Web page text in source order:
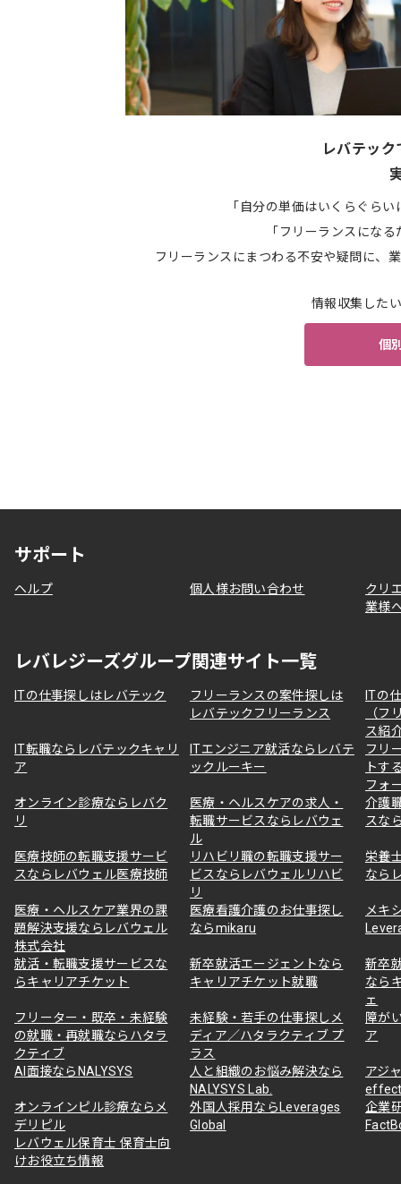
レバテッ
「自分の単価はいくらぐら
「フリーランスにな
フリーランスにまつわる不安や疑問に、
情報収集した
個
サポート
ヘルプ 個人様お問い合わせ
クリ
業様
レバレジーズグループ関連サイト一覧
ITの仕事探しはレバテック
フリーランスの案件探しは
レバテックフリーランス
ITの
（フ
ス紹
IT転職ならレバテックキャリ
ア
ITエンジニア就活ならレバテ
ックルーキー
フリ
トす
フォ
オンライン診療ならレバク
リ
医療・ヘルスケアの求人・
転職サービスならレバウェ
ル
介護
スな
医療技師の転職支援サービ
スならレバウェル医療技師
リハビリ職の転職支援サー
ビスならレバウェルリハビ
リ
栄養
なら
医療・ヘルスケア業界の課
題解決支援ならレバウェル
株式会社
医療看護介護のお仕事探し
ならmikaru
メキ
就活・転職支援サービスな
らキャリアチケット
新卒就活エージェントなら
キャリアチケット就職
新卒
なら
ェ
フリーター・既卒・未経験
の就職・再就職ならハタラ
クティブ
未経験・若手の仕事探しメ
ディア／ハタラクティブ プ
ラス
障が
ア
AI面接ならNALYSYS
人と組織のお悩み解決なら
NALYSYS Lab.
アジ
オンラインピル診療ならメ
デリピル
外国人採用ならLeverages
Global
企業
レバウェル保育士 保育士向
けお役立ち情報